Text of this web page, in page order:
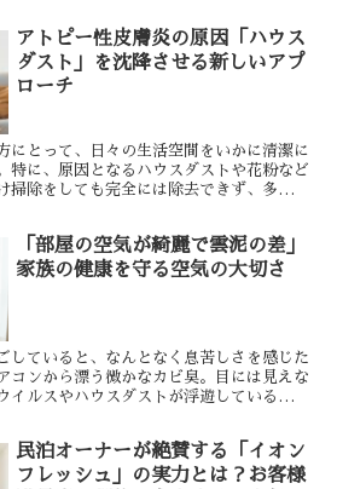
アトピー性皮膚炎の原因「ハウス
ダスト」を沈降させる新しいアプ
ローチ
にとって、日々の生活空間をいかに清潔に
特に、原因となるハウスダストや花粉など
掃除をしても完全には除去できず、多くの
「部屋の空気が綺麗で雲泥の差」
家族の健康を守る空気の大切さ
していると、なんとなく息苦しさを感じた
コンから漂う微かなカビ臭。目には見えな
イルスやハウスダストが浮遊しているかも
民泊オーナーが絶賛する「イオン
フレッシュ」の実力とは？お客様